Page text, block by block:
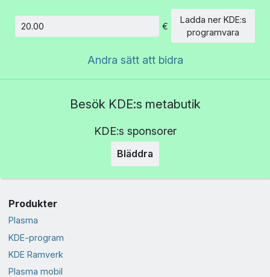
€
Ladda ner KDE:s
programvara
Andra sätt att bidra
Besök KDE:s metabutik
KDE:s sponsorer
Bläddra
Produkter
Plasma
KDE-program
KDE Ramverk
Plasma mobil